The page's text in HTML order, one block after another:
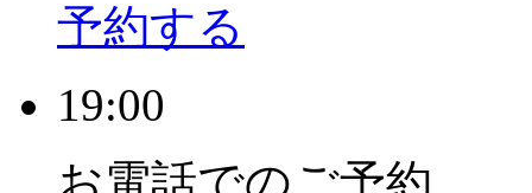
予約する
19:00
お電話でのご予約